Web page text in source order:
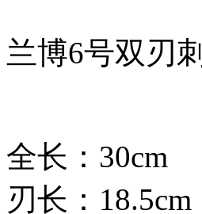
兰博6号双刃刺
全长：30cm
刃长：18.5cm